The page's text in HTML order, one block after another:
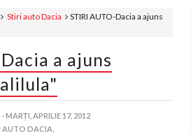
Stiri auto Dacia
STIRI AUTO-Dacia a ajuns
a ajuns
-MARȚI, APRILIE 17, 2012
AUTO DACIA,